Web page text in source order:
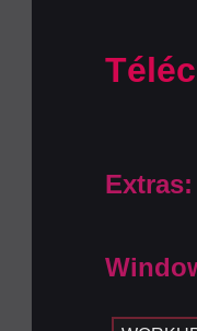
Extras: